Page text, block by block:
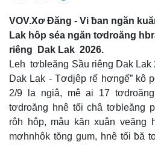
VOV.Xơ Đăng - Vi ƀan ngăn
Lak hôp séa ngăn tơdroăng
riêng Dak Lak 2026.
Leh tơbleăng Sầu riêng Dak Lak
Dak Lak - Tơdjêp rế hơngế” kô
2/9 la ngiâ, mê ai 17
tơdroăng hnê tối châ tơbleăng
rôh hôp, mâu kăn xuân veăng
mơhnhôk tŏng gum, hnê tối ƀă